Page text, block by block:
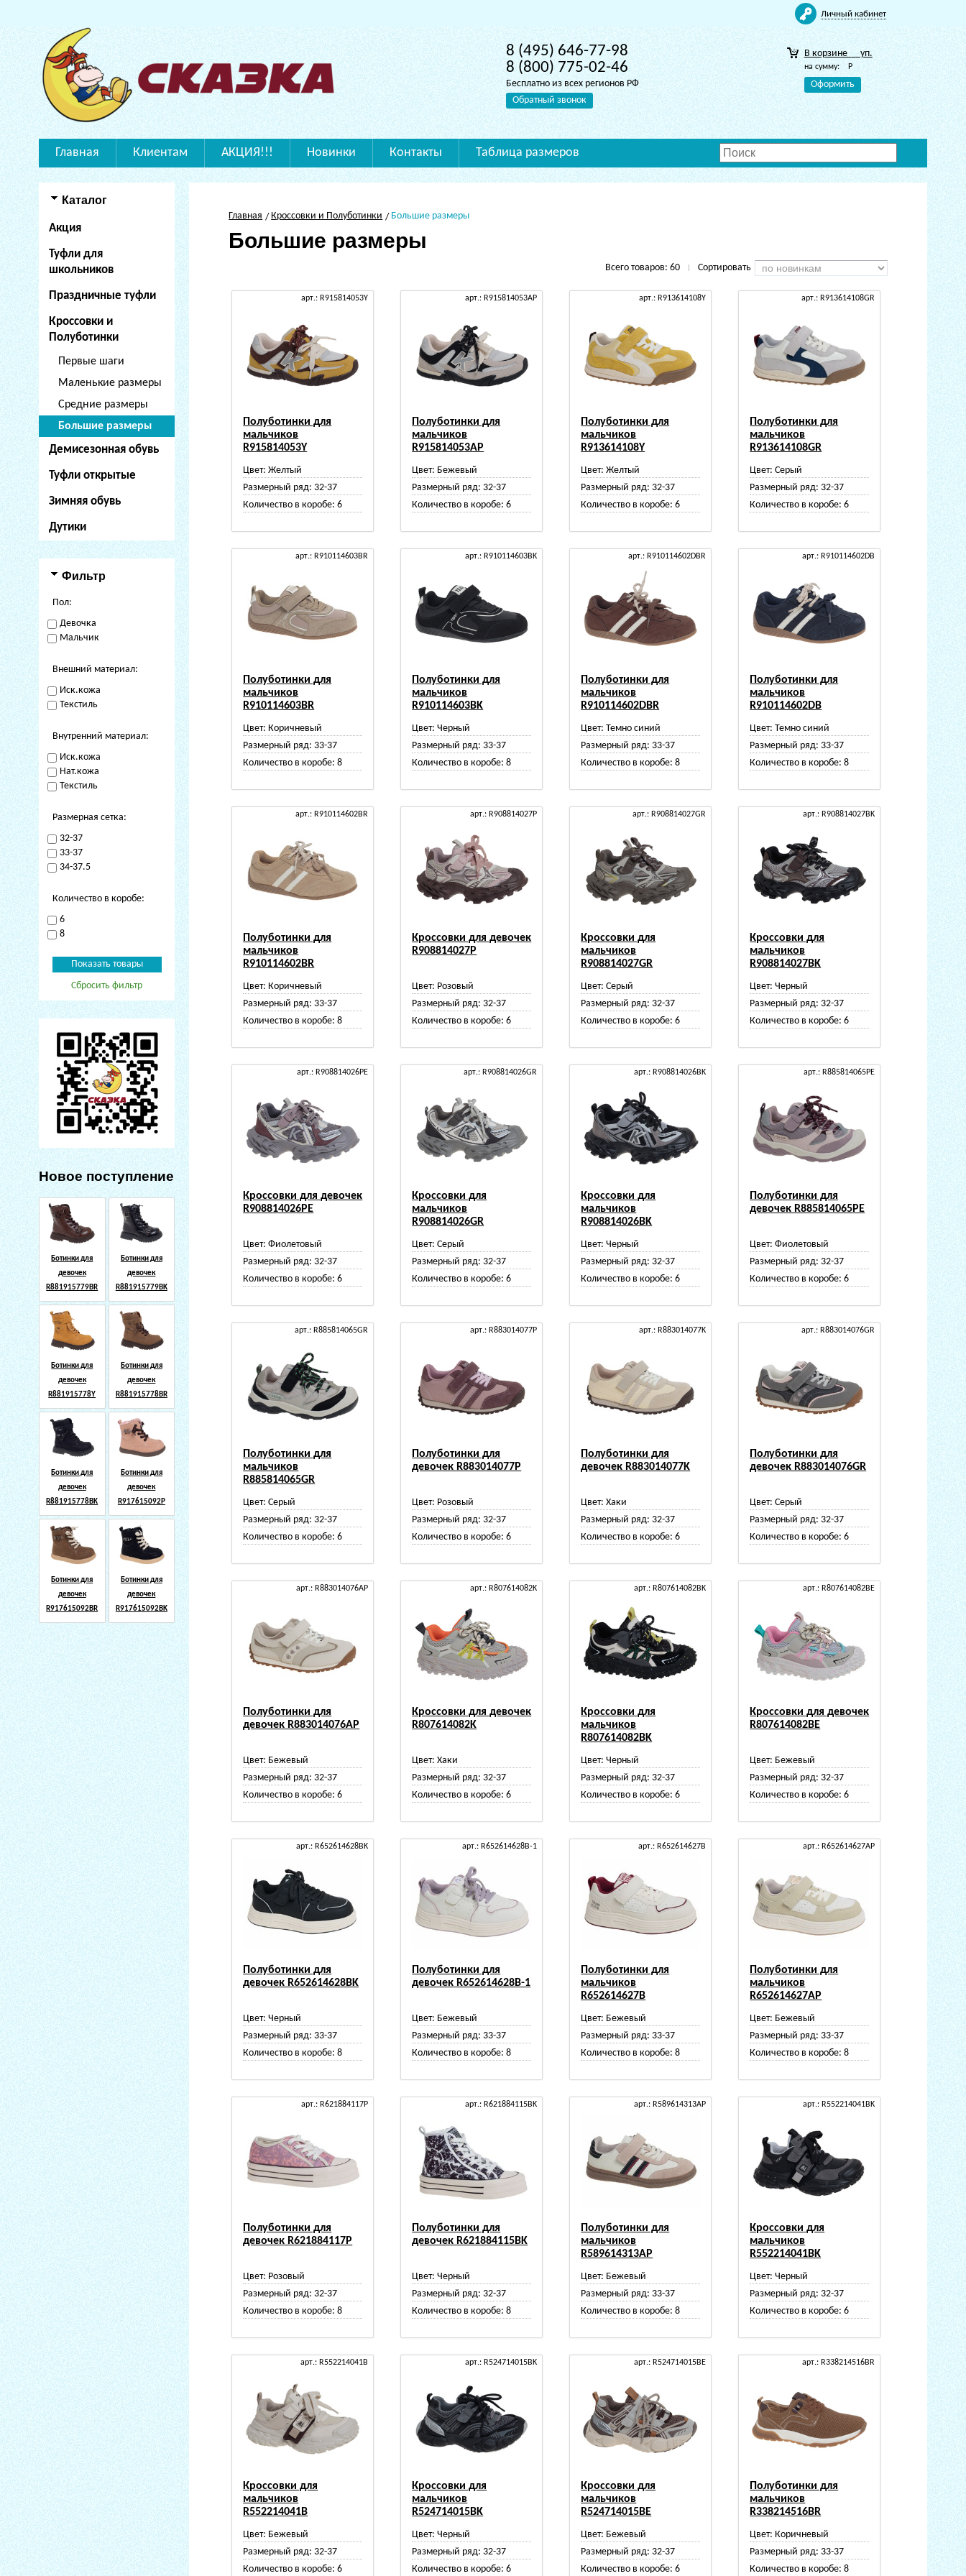
Личный кабинет
8 (495) 646-77-98
8 (800) 775-02-46
Бесплатно из всех регионов РФ
Обратный звонок
В корзине уп.
на сумму: Р
Оформить
Главная Клиентам АКЦИЯ!!! Новинки Контакты Таблица размеров
Каталог
Акция
Туфли для
школьников
Праздничные туфли
Кроссовки и
Полуботинки
Первые шаги
Маленькие размеры
Средние размеры
Большие размеры
Демисезонная обувь
Туфли открытые
Зимняя обувь
Дутики
Фильтр
Пол:
Девочка
Мальчик
Внешний материал:
Иск.кожа
Текстиль
Внутренний материал:
Иск.кожа
Нат.кожа
Текстиль
Размерная сетка:
32-37
33-37
34-37.5
Количество в коробе:
6
8
Сбросить фильтр
Новое поступление
Ботинки для
девочек
R881915779BR
Ботинки для
девочек
R881915779BK
Ботинки для
девочек
R881915778Y
Ботинки для
девочек
R881915778BR
Ботинки для
девочек
R881915778BK
Ботинки для
девочек
R917615092P
Ботинки для
девочек
R917615092BR
Ботинки для
девочек
R917615092BK
Главная Кроссовки и Полуботинки Большие размеры
Большие размеры
Всего товаров: 60 Сортировать
арт.: R915814053Y
Полуботинки для
мальчиков
R915814053Y
Цвет: Желтый
Размерный ряд: 32-37
Количество в коробе: 6
арт.: R915814053AP
Полуботинки для
мальчиков
R915814053AP
Цвет: Бежевый
Размерный ряд: 32-37
Количество в коробе: 6
арт.: R913614108Y
Полуботинки для
мальчиков
R913614108Y
Цвет: Желтый
Размерный ряд: 32-37
Количество в коробе: 6
арт.: R913614108GR
Полуботинки для
мальчиков
R913614108GR
Цвет: Серый
Размерный ряд: 32-37
Количество в коробе: 6
арт.: R910114603BR
Полуботинки для
мальчиков
R910114603BR
Цвет: Коричневый
Размерный ряд: 33-37
Количество в коробе: 8
арт.: R910114603BK
Полуботинки для
мальчиков
R910114603BK
Цвет: Черный
Размерный ряд: 33-37
Количество в коробе: 8
арт.: R910114602DBR
Полуботинки для
мальчиков
R910114602DBR
Цвет: Темно синий
Размерный ряд: 33-37
Количество в коробе: 8
арт.: R910114602DB
Полуботинки для
мальчиков
R910114602DB
Цвет: Темно синий
Размерный ряд: 33-37
Количество в коробе: 8
арт.: R910114602BR
Полуботинки для
мальчиков
R910114602BR
Цвет: Коричневый
Размерный ряд: 33-37
Количество в коробе: 8
арт.: R908814027P
Кроссовки для девочек
R908814027P
Цвет: Розовый
Размерный ряд: 32-37
Количество в коробе: 6
арт.: R908814027GR
Кроссовки для
мальчиков
R908814027GR
Цвет: Серый
Размерный ряд: 32-37
Количество в коробе: 6
арт.: R908814027BK
Кроссовки для
мальчиков
R908814027BK
Цвет: Черный
Размерный ряд: 32-37
Количество в коробе: 6
арт.: R908814026PE
Кроссовки для девочек
R908814026PE
Цвет: Фиолетовый
Размерный ряд: 32-37
Количество в коробе: 6
арт.: R908814026GR
Кроссовки для
мальчиков
R908814026GR
Цвет: Серый
Размерный ряд: 32-37
Количество в коробе: 6
арт.: R908814026BK
Кроссовки для
мальчиков
R908814026BK
Цвет: Черный
Размерный ряд: 32-37
Количество в коробе: 6
арт.: R885814065PE
Полуботинки для
девочек R885814065PE
Цвет: Фиолетовый
Размерный ряд: 32-37
Количество в коробе: 6
арт.: R885814065GR
Полуботинки для
мальчиков
R885814065GR
Цвет: Серый
Размерный ряд: 32-37
Количество в коробе: 6
арт.: R883014077P
Полуботинки для
девочек R883014077P
Цвет: Розовый
Размерный ряд: 32-37
Количество в коробе: 6
арт.: R883014077K
Полуботинки для
девочек R883014077K
Цвет: Хаки
Размерный ряд: 32-37
Количество в коробе: 6
арт.: R883014076GR
Полуботинки для
девочек R883014076GR
Цвет: Серый
Размерный ряд: 32-37
Количество в коробе: 6
арт.: R883014076AP
Полуботинки для
девочек R883014076AP
Цвет: Бежевый
Размерный ряд: 32-37
Количество в коробе: 6
арт.: R807614082K
Кроссовки для девочек
R807614082K
Цвет: Хаки
Размерный ряд: 32-37
Количество в коробе: 6
арт.: R807614082BK
Кроссовки для
мальчиков
R807614082BK
Цвет: Черный
Размерный ряд: 32-37
Количество в коробе: 6
арт.: R807614082BE
Кроссовки для девочек
R807614082BE
Цвет: Бежевый
Размерный ряд: 32-37
Количество в коробе: 6
арт.: R652614628BK
Полуботинки для
девочек R652614628BK
Цвет: Черный
Размерный ряд: 33-37
Количество в коробе: 8
арт.: R652614628B-1
Полуботинки для
девочек R652614628B-1
Цвет: Бежевый
Размерный ряд: 33-37
Количество в коробе: 8
арт.: R652614627B
Полуботинки для
мальчиков
R652614627B
Цвет: Бежевый
Размерный ряд: 33-37
Количество в коробе: 8
арт.: R652614627AP
Полуботинки для
мальчиков
R652614627AP
Цвет: Бежевый
Размерный ряд: 33-37
Количество в коробе: 8
арт.: R621884117P
Полуботинки для
девочек R621884117P
Цвет: Розовый
Размерный ряд: 32-37
Количество в коробе: 8
арт.: R621884115BK
Полуботинки для
девочек R621884115BK
Цвет: Черный
Размерный ряд: 32-37
Количество в коробе: 8
арт.: R589614313AP
Полуботинки для
мальчиков
R589614313AP
Цвет: Бежевый
Размерный ряд: 33-37
Количество в коробе: 8
арт.: R552214041BK
Кроссовки для
мальчиков
R552214041BK
Цвет: Черный
Размерный ряд: 32-37
Количество в коробе: 6
арт.: R552214041B
Кроссовки для
мальчиков
R552214041B
Цвет: Бежевый
Размерный ряд: 32-37
Количество в коробе: 6
арт.: R524714015BK
Кроссовки для
мальчиков
R524714015BK
Цвет: Черный
Размерный ряд: 32-37
Количество в коробе: 6
арт.: R524714015BE
Кроссовки для
мальчиков
R524714015BE
Цвет: Бежевый
Размерный ряд: 32-37
Количество в коробе: 6
арт.: R338214516BR
Полуботинки для
мальчиков
R338214516BR
Цвет: Коричневый
Размерный ряд: 33-37
Количество в коробе: 8